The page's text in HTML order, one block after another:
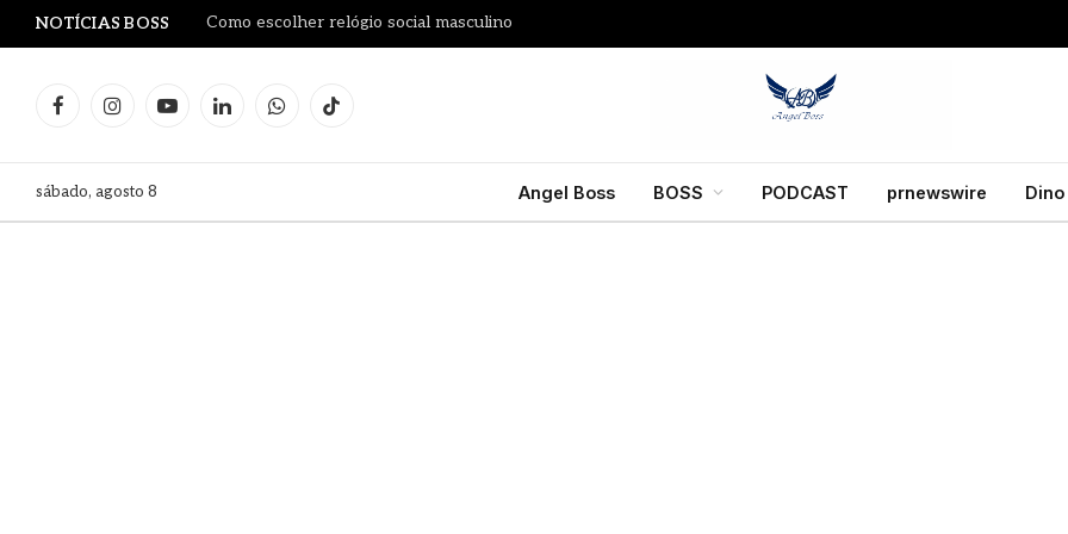
NOTÍCIAS BOSS Como escolher relógio social masculino
FacebookInstagramYouTubeLinkedInWhatsAppTikTok
sábado, agosto 8 Angel Boss BOSS PODCAST prnewswire Dino